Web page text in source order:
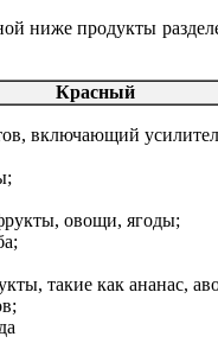
ниже продукты
Красный
включающий
овощи, ягоды;
такие как ананас,